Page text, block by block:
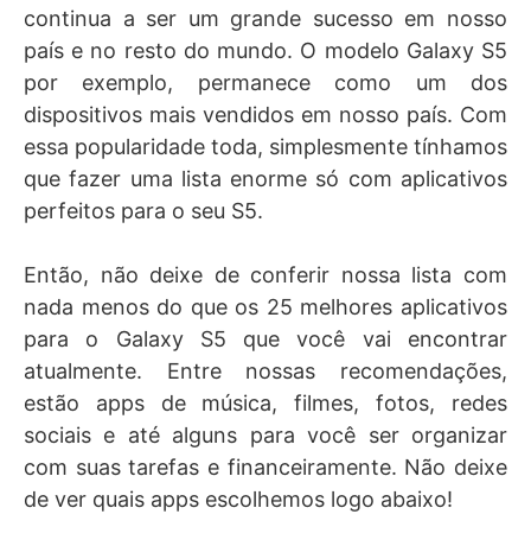
continua a ser um grande sucesso em nosso
país e no resto do mundo. O modelo Galaxy S5
por exemplo, permanece como um dos
dispositivos mais vendidos em nosso país. Com
essa popularidade toda, simplesmente tínhamos
que fazer uma lista enorme só com aplicativos
perfeitos para o seu S5.
Então, não deixe de conferir nossa lista com
nada menos do que os 25 melhores aplicativos
para o Galaxy S5 que você vai encontrar
atualmente. Entre nossas recomendações,
estão apps de música, filmes, fotos, redes
sociais e até alguns para você ser organizar
com suas tarefas e financeiramente. Não deixe
de ver quais apps escolhemos logo abaixo!